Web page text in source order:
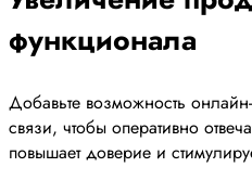
функционала
Добавьте возможность
связи, чтобы оперативно
повышает доверие и